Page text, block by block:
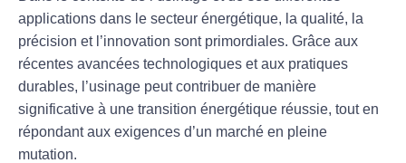
applications dans le secteur énergétique, la qualité, la
précision et l’innovation sont primordiales. Grâce aux
récentes avancées technologiques et aux pratiques
durables, l’usinage peut contribuer de manière
significative à une transition énergétique réussie, tout en
répondant aux exigences d’un marché en pleine
mutation.